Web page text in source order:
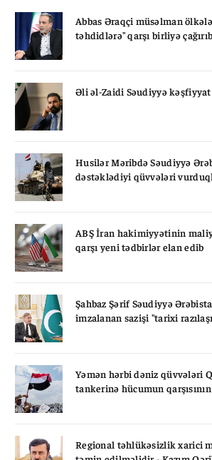
Abbas Əraqçi müsəlman
təhdidlərə" qarşı birliyə çağırıb
Əli əl-Zaidi Səudiyyə
Husilər Məribdə Səudiyyə
dəstəklədiyi qüvvələri
ABŞ İran hakimiyyətinin
qarşı yeni tədbirlər elan edib
Şahbaz Şərif Səudiyyə
imzalanan sazişi "tarixi
Yəmən hərbi dəniz qüvvələri
tankerinə hücumun
Regional təhlükəsizlik xarici